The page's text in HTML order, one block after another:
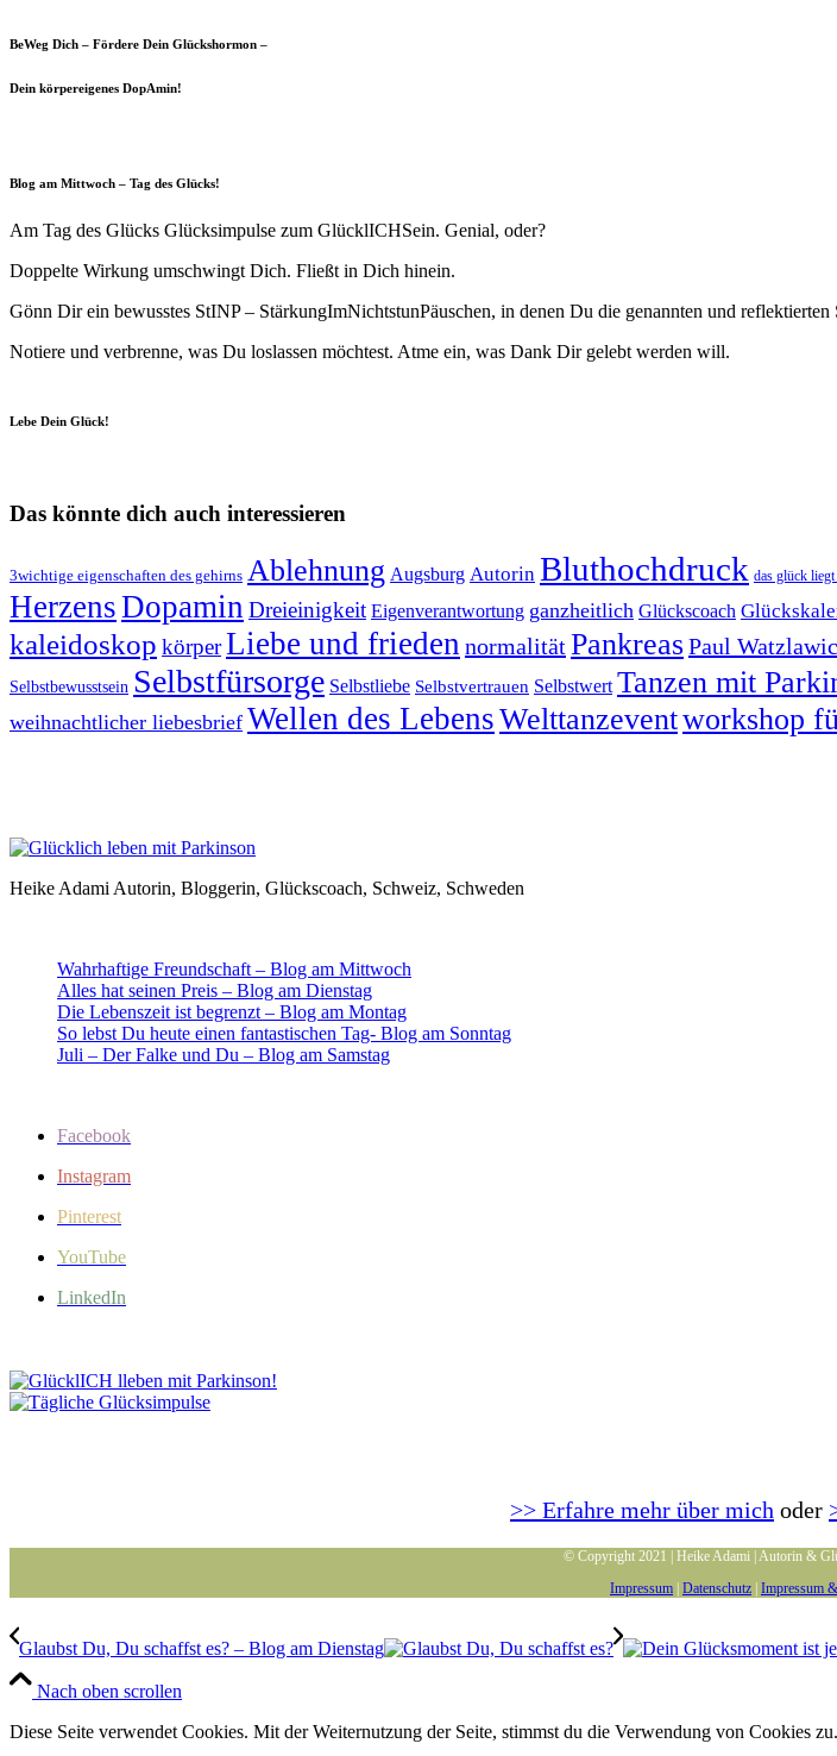
BeWeg Dich – Fördere Dein Glückshormon –
Dein körpereigenes DopAmin!
Blog am Mittwoch – Tag des Glücks!
Am Tag des Glücks Glücksimpulse zum GlücklICHSein. Genial, oder?
Doppelte Wirkung umschwingt Dich. Fließt in Dich hinein.
Gönn Dir ein bewusstes StINP – StärkungImNichtstunPäuschen, in denen Du die genannten und
Notiere und verbrenne, was Du loslassen möchtest. Atme ein, was Dank Dir gelebt werden will.
Lebe Dein Glück!
Das könnte dich auch interessieren
3wichtige eigenschaften des gehirns Ablehnung Augsburg Autorin Bluthochdruck das glück
HerzensDopamin Dreieinigkeit Eigenverantwortung ganzheitlich Glückscoach
kaleidoskop körperLiebe und frieden normalitätPankreasPaul
Selbstbewusstsein Selbstfürsorge Selbstliebe Selbstvertrauen Selbstwert Tanzen mit
weihnachtlicher liebesbrief Wellen des LebensWelttanzeventworkshop
Heike Adami Autorin, Bloggerin, Glückscoach, Schweiz, Schweden
Wahrhaftige Freundschaft – Blog am Mittwoch
Alles hat seinen Preis – Blog am Dienstag
Die Lebenszeit ist begrenzt – Blog am Montag
So lebst Du heute einen fantastischen Tag- Blog am Sonntag
Juli – Der Falke und Du – Blog am Samstag
Facebook
Instagram
Pinterest
YouTube
LinkedIn
>> Erfahre mehr über mich oder
© Copyright 2021 | Heike Adami | Autorin &
Impressum Datenschutz Impressum
Glaubst Du, Du schaffst es? – Blog am Dienstag
Nach oben scrollen
Diese Seite verwendet Cookies. Mit der Weiternutzung der Seite, stimmst du die Verwendung von Cookies zu.